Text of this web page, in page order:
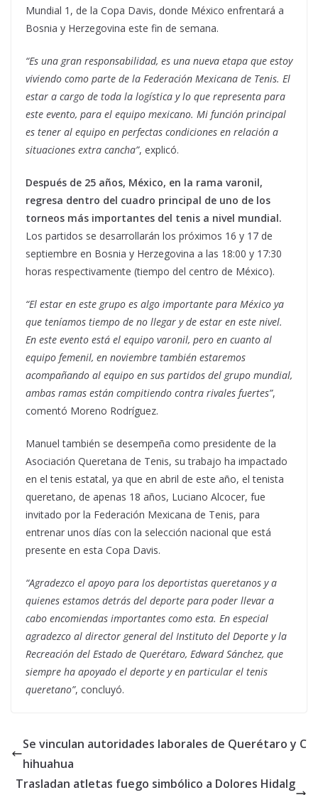
Mundial 1, de la Copa Davis, donde México enfrentará a
Bosnia y Herzegovina este fin de semana.
“Es una gran responsabilidad, es una nueva etapa que estoy
viviendo como parte de la Federación Mexicana de Tenis. El
estar a cargo de toda la logística y lo que representa para
este evento, para el equipo mexicano. Mi función principal
es tener al equipo en perfectas condiciones en relación a
situaciones extra cancha”, explicó.
Después de 25 años, México, en la rama varonil,
regresa dentro del cuadro principal de uno de los
torneos más importantes del tenis a nivel mundial.
Los partidos se desarrollarán los próximos 16 y 17 de
septiembre en Bosnia y Herzegovina a las 18:00 y 17:30
horas respectivamente (tiempo del centro de México).
“El estar en este grupo es algo importante para México ya
que teníamos tiempo de no llegar y de estar en este nivel.
En este evento está el equipo varonil, pero en cuanto al
equipo femenil, en noviembre también estaremos
acompañando al equipo en sus partidos del grupo mundial,
ambas ramas están compitiendo contra rivales fuertes”,
comentó Moreno Rodríguez.
Manuel también se desempeña como presidente de la
Asociación Queretana de Tenis, su trabajo ha impactado
en el tenis estatal, ya que en abril de este año, el tenista
queretano, de apenas 18 años, Luciano Alcocer, fue
invitado por la Federación Mexicana de Tenis, para
entrenar unos días con la selección nacional que está
presente en esta Copa Davis.
“Agradezco el apoyo para los deportistas queretanos y a
quienes estamos detrás del deporte para poder llevar a
cabo encomiendas importantes como esta. En especial
agradezco al director general del Instituto del Deporte y la
Recreación del Estado de Querétaro, Edward Sánchez, que
siempre ha apoyado el deporte y en particular el tenis
queretano”, concluyó.
Se vinculan autoridades laborales de Querétaro y C
hihuahua
Trasladan atletas fuego simbólico a Dolores Hidalg